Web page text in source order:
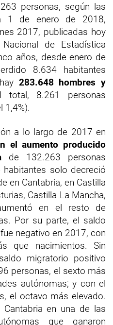
personas, según las
1 de enero de 2018,
2017, publicadas hoy
de Estadística
años, desde enero de
8.634 habitantes
283.648 hombres y
total, 8.261 personas
1,4%).
a lo largo de 2017 en
el aumento producido
de 132.263 personas
habitantes solo decreció
en Cantabria, en Castilla
Castilla La Mancha,
en el resto de
Por su parte, el saldo
negativo en 2017, con
que nacimientos. Sin
migratorio positivo
personas, el sexto más
autónomas; y con el
el octavo más elevado.
en una de las
que ganaron